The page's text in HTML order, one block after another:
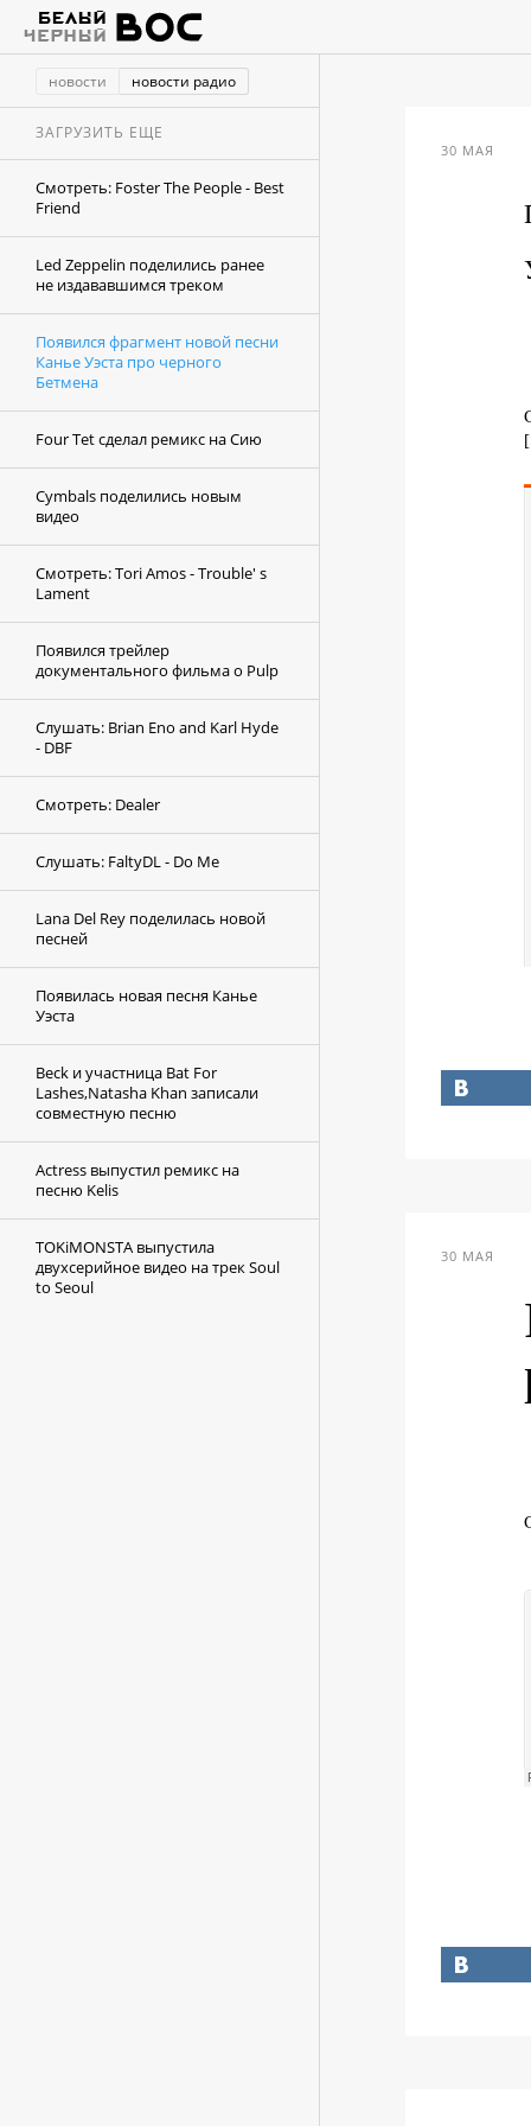
новости новости радио
ЗАГРУЗИТЬ ЕЩЕ
Смотреть: Foster The People - Best
Friend
Led Zeppelin поделились ранее
не издававшимся треком
Появился фрагмент новой песни
Канье Уэста про черного
Бетмена
Four Tet сделал ремикс на Сию
Cymbals поделились новым
видео
Смотреть: Tori Amos - Trouble' s
Lament
Появился трейлер
документального фильма о Pulp
Слушать: Brian Eno and Karl Hyde
- DBF
Смотреть: Dealer
Слушать: FaltyDL - Do Me
Lana Del Rey поделилась новой
песней
Появилась новая песня Канье
Уэста
Beck и участница Bat For
Lashes,Natasha Khan записали
совместную песню
Actress выпустил ремикс на
песню Kelis
TOKiMONSTA выпустила
двухсерийное видео на трек Soul
to Seoul
30 МАЯ
30 МАЯ